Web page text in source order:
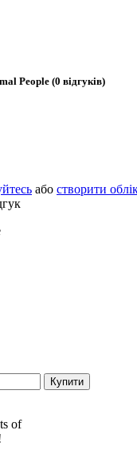
People (0 відгуків)
або створити
Купити
of